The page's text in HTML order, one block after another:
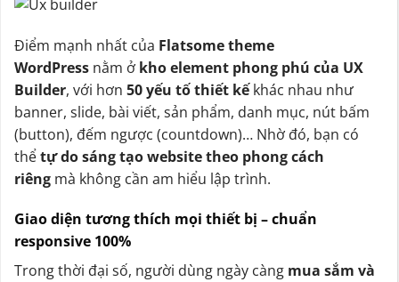
Điểm mạnh nhất của Flatsome theme
WordPress nằm ở kho element phong phú của UX
Builder, với hơn 50 yếu tố thiết kếkhác nhau như
banner, slide, bài viết, sản phẩm, danh mục, nút bấm
(button), đếm ngược (countdown)… Nhờ đó, bạn có
thểtự do sáng tạo website theo phong cách
riêng mà không cần am hiểu lập trình.
Giao diện tương thích mọi thiết bị – chuẩn
responsive 100%
Trong thời đại số, người dùng ngày càng mua sắm và